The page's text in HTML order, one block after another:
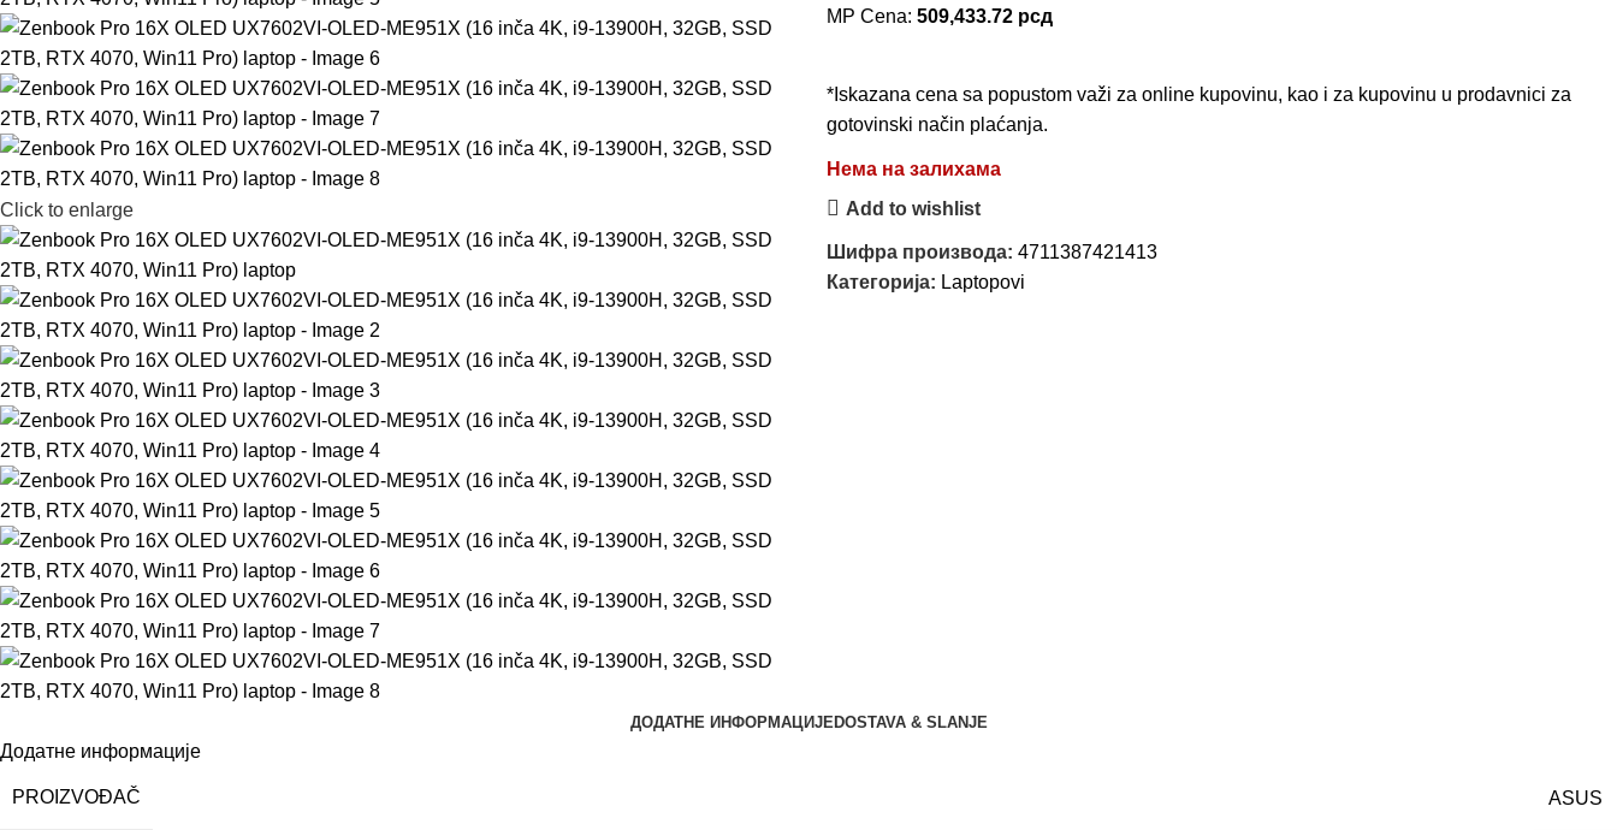
Click to enlarge
MP Cena: 509,433.72 рсд
*Iskazana cena sa popustom važi za online kupovinu, kao i za kupovinu u prodavnici za
gotovinski način plaćanja.
Нема на залихама
Add to wishlist
Шифра производа: 4711387421413
Категорија: Laptopovi
ДОДАТНЕ ИНФОРМАЦИЈЕDOSTAVA & SLANJE
Додатне информације
PROIZVOĐAČ ASUS